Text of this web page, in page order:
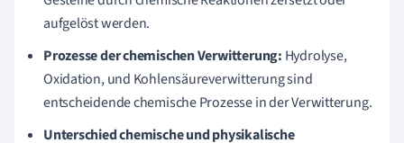
aufgelöst werden.
Prozesse der chemischen Verwitterung: Hydrolyse,
Oxidation, und Kohlensäureverwitterung sind
entscheidende chemische Prozesse in der Verwitterung.
Unterschied chemische und physikalische